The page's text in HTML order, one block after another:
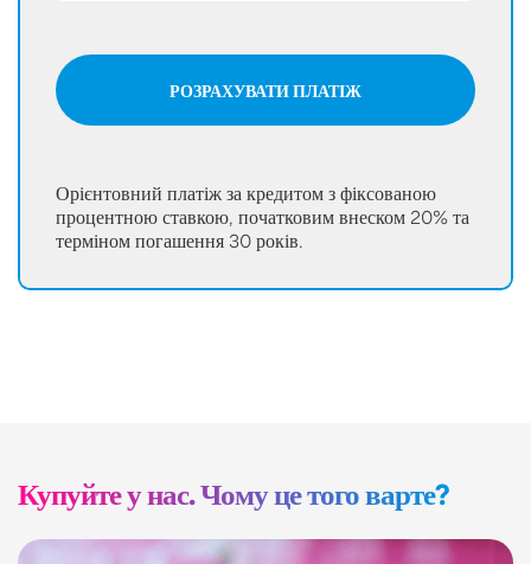
РОЗРАХУВАТИ ПЛАТІЖ
Орієнтовний платіж за кредитом з фіксованою
процентною ставкою, початковим внеском 20% та
терміном погашення 30 років.
Купуйте у нас. Чому це того варте?